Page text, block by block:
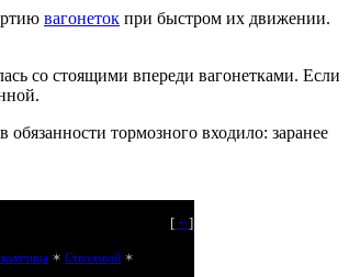
вагонеток при быстром их движении.
со стоящими впереди вагонетками. Если
тормозного входило: заранее
[ + ]
✶ Стволовой ✶